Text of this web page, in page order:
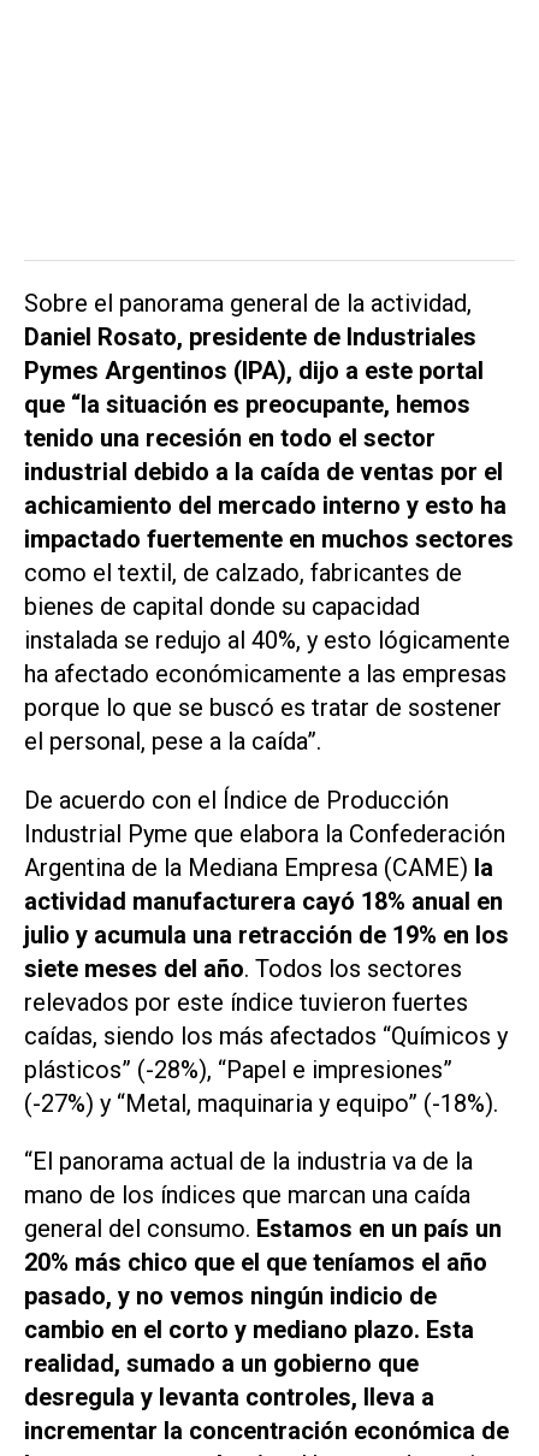
Sobre el panorama general de la actividad,
Daniel Rosato, presidente de Industriales
Pymes Argentinos (IPA), dijo a este portal
que “la situación es preocupante, hemos
tenido una recesión en todo el sector
industrial debido a la caída de ventas por el
achicamiento del mercado interno y esto ha
impactado fuertemente en muchos sectores
como el textil, de calzado, fabricantes de
bienes de capital donde su capacidad
instalada se redujo al 40%, y esto lógicamente
ha afectado económicamente a las empresas
porque lo que se buscó es tratar de sostener
el personal, pese a la caída”.
De acuerdo con el Índice de Producción
Industrial Pyme que elabora la Confederación
Argentina de la Mediana Empresa (CAME) la
actividad manufacturera cayó 18% anual en
julio y acumula una retracción de 19% en los
siete meses del año. Todos los sectores
relevados por este índice tuvieron fuertes
caídas, siendo los más afectados “Químicos y
plásticos” (-28%), “Papel e impresiones”
(-27%) y “Metal, maquinaria y equipo” (-18%).
“El panorama actual de la industria va de la
mano de los índices que marcan una caída
general del consumo. Estamos en un país un
20% más chico que el que teníamos el año
pasado, y no vemos ningún indicio de
cambio en el corto y mediano plazo. Esta
realidad, sumado a un gobierno que
desregula y levanta controles, lleva a
incrementar la concentración económica de